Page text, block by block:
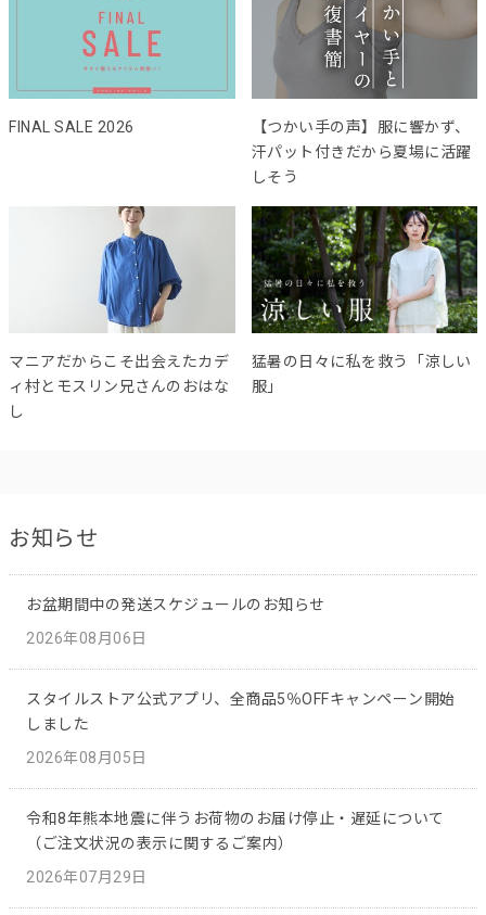
FINAL SALE 2026
【つかい手の声】服に響かず、
汗パット付きだから夏場に活躍
しそう
マニアだからこそ出会えたカデ
ィ村とモスリン兄さんのおはな
し
猛暑の日々に私を救う「涼しい
服」
お知らせ
お盆期間中の発送スケジュールのお知らせ
2026年08月06日
スタイルストア公式アプリ、全商品5％OFFキャンペーン開始
しました
2026年08月05日
令和8年熊本地震に伴うお荷物のお届け停止・遅延について
（ご注文状況の表示に関するご案内）
2026年07月29日